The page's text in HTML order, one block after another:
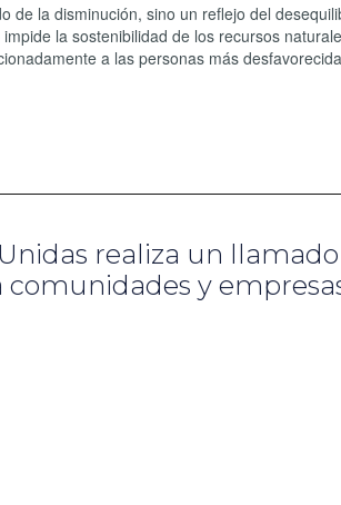
de la disminución, sino un reflejo del
la sostenibilidad de los recursos
a las personas más
realiza un
y